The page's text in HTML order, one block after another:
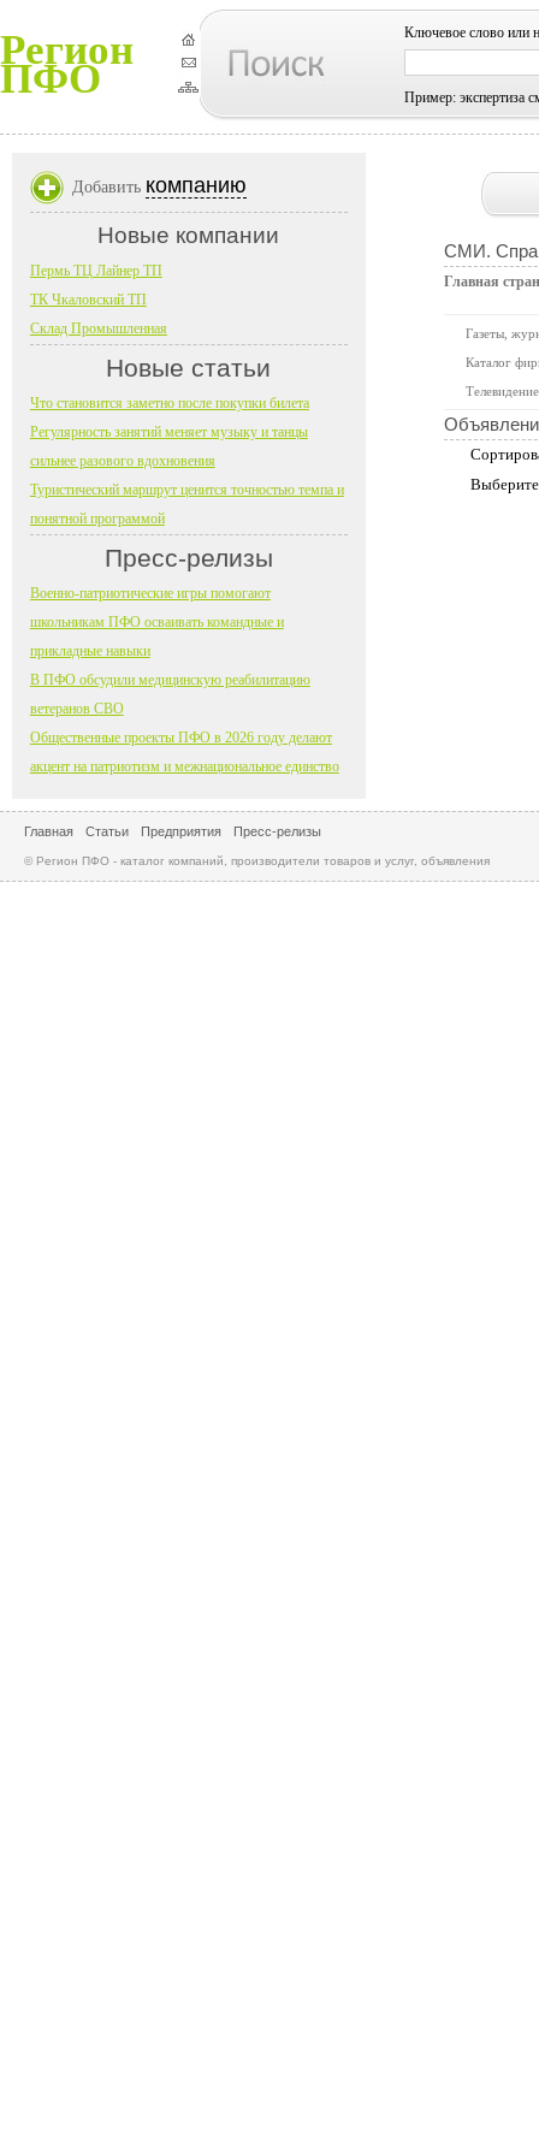
Регион
ПФО
Ключевое слово или
Пример: экспертиза
СМИ.
Главная
Газеты,
Каталог
Добавить компанию
Новые компании
Пермь ТЦ Лайнер ТП
ТК Чкаловский ТП
Склад Промышленная
Новые статьи
Что становится заметно после покупки билета
Регулярность занятий меняет музыку и танцы
сильнее разового вдохновения
Туристический маршрут ценится точностью темпа и
понятной программой
Пресс-релизы
Военно-патриотические игры помогают
школьникам ПФО осваивать командные и
прикладные навыки
В ПФО обсудили медицинскую реабилитацию
ветеранов СВО
Общественные проекты ПФО в 2026 году делают
акцент на патриотизм и межнациональное единство
Главная Статьи Предприятия Пресс-релизы
© Регион ПФО - каталог компаний, производители товаров и услуг, объявления